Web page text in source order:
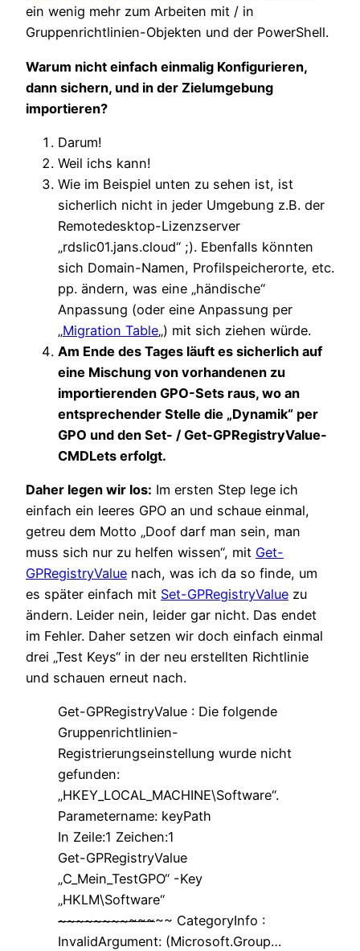
ein wenig mehr zum Arbeiten mit / in
Gruppenrichtlinien-Objekten und der PowerShell.
Warum nicht einfach einmalig Konfigurieren,
dann sichern, und in der Zielumgebung
importieren?
Darum!
Weil ichs kann!
Wie im Beispiel unten zu sehen ist, ist
sicherlich nicht in jeder Umgebung z.B. der
Remotedesktop-Lizenzserver
„rdslic01.jans.cloud“ ;). Ebenfalls könnten
sich Domain-Namen, Profilspeicherorte, etc.
pp. ändern, was eine „händische“
Anpassung (oder eine Anpassung per
„Migration Table„) mit sich ziehen würde.
Am Ende des Tages läuft es sicherlich auf
eine Mischung von vorhandenen zu
importierenden GPO-Sets raus, wo an
entsprechender Stelle die „Dynamik“ per
GPO und den Set- / Get-GPRegistryValue-
CMDLets erfolgt.
Daher legen wir los: Im ersten Step lege ich
einfach ein leeres GPO an und schaue einmal,
getreu dem Motto „Doof darf man sein, man
muss sich nur zu helfen wissen“, mit Get-
GPRegistryValue nach, was ich da so finde, um
es später einfach mit Set-GPRegistryValue zu
ändern. Leider nein, leider gar nicht. Das endet
im Fehler. Daher setzen wir doch einfach einmal
drei „Test Keys“ in der neu erstellten Richtlinie
und schauen erneut nach.
Get-GPRegistryValue : Die folgende
Gruppenrichtlinien-
Registrierungseinstellung wurde nicht
gefunden:
„HKEY_LOCAL_MACHINE\Software“.
Parametername: keyPath
In Zeile:1 Zeichen:1
Get-GPRegistryValue
„C_Mein_TestGPO“ -Key
„HKLM\Software“
~~~~~~~~~~~~~ CategoryInfo :
InvalidArgument: (Microsoft.Group…